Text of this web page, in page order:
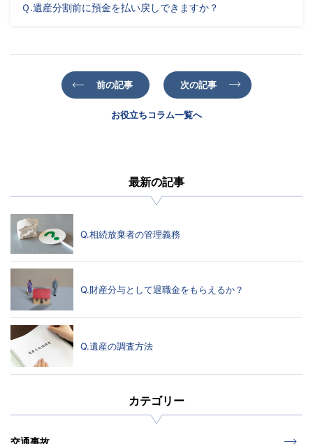
Ｑ.遺産分割前に預金を払い戻しできますか？
前の記事
お役立ちコラム一覧へ
次の記事
最新の記事
Q.相続放棄者の管理義務
Q.財産分与として退職金をもらえるか？
Q.遺産の調査方法
カテゴリー
交通事故